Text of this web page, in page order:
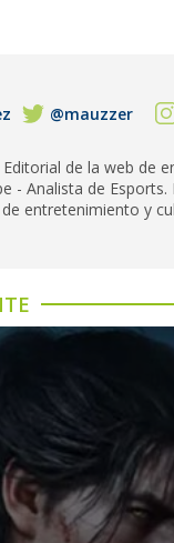
@mauzzer
de la web de
- Analista de Esports.
entretenimiento y